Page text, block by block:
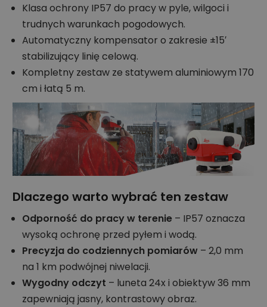
Klasa ochrony IP57 do pracy w pyle, wilgoci i
trudnych warunkach pogodowych.
Automatyczny kompensator o zakresie ±15′
stabilizujący linię celową.
Kompletny zestaw ze statywem aluminiowym 170
cm i łatą 5 m.
Dlaczego warto wybrać ten zestaw
Odporność do pracy w terenie – IP57 oznacza
wysoką ochronę przed pyłem i wodą.
Precyzja do codziennych pomiarów – 2,0 mm
na 1 km podwójnej niwelacji.
Wygodny odczyt – luneta 24x i obiektyw 36 mm
zapewniają jasny, kontrastowy obraz.